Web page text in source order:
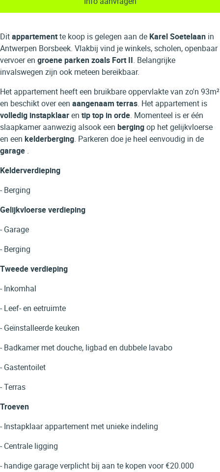
Ditappartementte koop is gelegen aan de Karel Soetelaan in
Antwerpen Borsbeek. Vlakbij vind je winkels, scholen, openbaar
vervoer en groene parken zoals Fort II. Belangrijke
invalswegen zijn ook meteen bereikbaar.
Het appartement heeft een bruikbare oppervlakte van zo'n 93m²
en beschikt over een aangenaam terras. Het appartement is
volledig instapklaaren tip top in orde. Momenteel is er één
slaapkamer aanwezig alsook een bergingop het gelijkvloerse
en een kelderberging. Parkeren doe je heel eenvoudig in de
garage .
Kelderverdieping
- Berging
Gelijkvloerse verdieping
- Garage
- Berging
Tweede verdieping
- Inkomhal
- Leef- en eetruimte
- Geïnstalleerde keuken
- Badkamer met douche, ligbad en dubbele lavabo
- Gastentoilet
- Terras
Troeven
- Instapklaar appartement met unieke indeling
- Centrale ligging
- handige garage verplicht bij aan te kopen voor€20.000